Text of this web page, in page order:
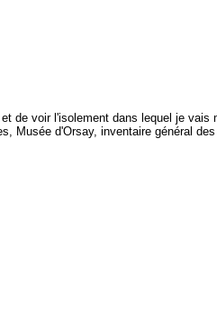
de voir l'isolement dans lequel je vais
Musée d'Orsay, inventaire général